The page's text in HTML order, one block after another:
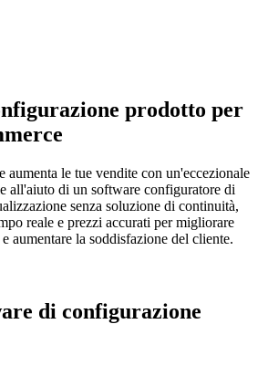
prodotto per
le tue vendite con un'eccezionale
all'aiuto di un software configuratore di
senza soluzione di continuità,
reale e prezzi accurati per migliorare
aumentare la soddisfazione del cliente.
di configurazione